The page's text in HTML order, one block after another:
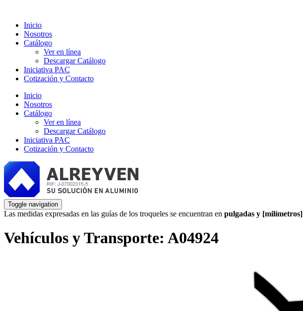
Inicio
Nosotros
Catálogo
Ver en línea
Descargar Catálogo
Iniciativa PAC
Cotización y Contacto
Inicio
Nosotros
Catálogo
Ver en línea
Descargar Catálogo
Iniciativa PAC
Cotización y Contacto
Toggle navigation
Las medidas expresadas en las guías de los troqueles se encuentran en pulgadas y [milímetros]
Vehículos y Transporte: A04924